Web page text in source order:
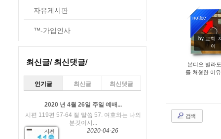
자유게시판
™-가입인사
최신글/ 최신댓글/
인기글 최신글 최신댓글
2020 년 4월 26일 주일 예배...
시편 119편 57-64 절 말씀 57. 여호와는 나의
분깃이시...
2020-04-26
notice
by 교회_
이
379
본디오 빌라
를 처형한 이
검색